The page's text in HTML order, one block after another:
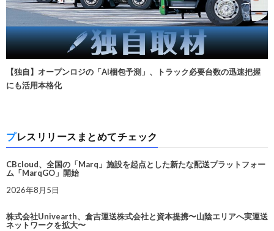
【独自】オープンロジの「AI梱包予測」、トラック必要台数の迅速把握
にも活用本格化
プレスリリースまとめてチェック
CBcloud、全国の「Marq」施設を起点とした新たな配送プラットフォー
ム「MarqGO」開始
2026年8月5日
株式会社Univearth、倉吉運送株式会社と資本提携〜山陰エリアへ実運送
ネットワークを拡大〜